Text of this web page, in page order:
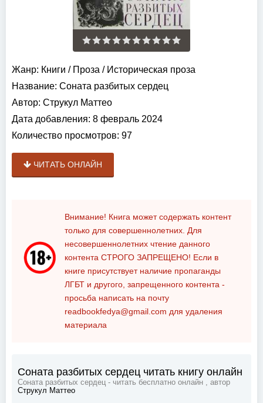
Жанр: Книги / Проза / Историческая проза
Название: Соната разбитых сердец
Автор: Струкул Маттео
Дата добавления: 8 февраль 2024
Количество просмотров: 97
ЧИТАТЬ ОНЛАЙН
Внимание! Книга может содержать контент
только для совершеннолетних. Для
несовершеннолетних чтение данного
контента СТРОГО ЗАПРЕЩЕНО! Если в
книге присутствует наличие пропаганды
ЛГБТ и другого, запрещенного контента -
просьба написать на почту
readbookfedya@gmail.com для удаления
материала
Соната разбитых сердец читать книгу онлайн
Соната разбитых сердец - читать бесплатно онлайн , автор
Струкул Маттео